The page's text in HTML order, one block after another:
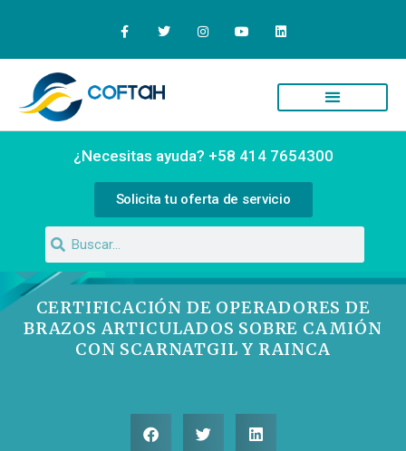
¿Necesitas ayuda? +58 414 7654300
Solicita tu oferta de servicio
CERTIFICACIÓN DE OPERADORES DE
BRAZOS ARTICULADOS SOBRE CAMIÓN
CON SCARNATGIL Y RAINCA